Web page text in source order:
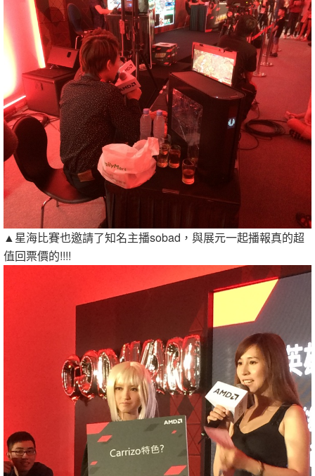
▲星海比賽也邀請了知名主播sobad，與展元一起播報真的超
值回票價的!!!!